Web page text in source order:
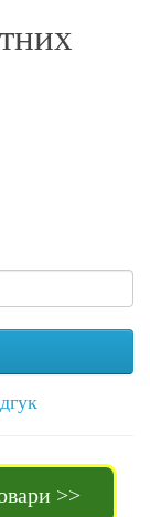
>>